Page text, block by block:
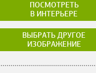
ПОСМОТРЕТЬ
В ИНТЕРЬЕРЕ
ВЫБРАТЬ ДРУГОЕ
ИЗОБРАЖЕНИЕ